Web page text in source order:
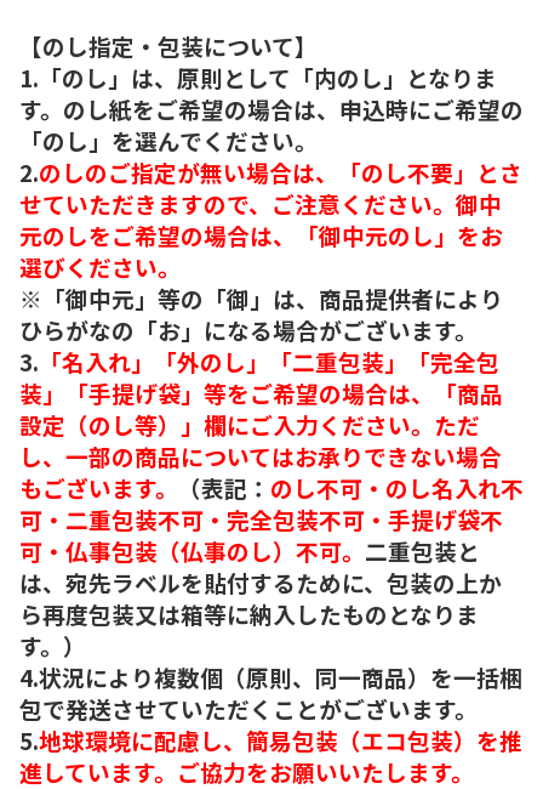
【のし指定・包装について】
1.「のし」は、原則として「内のし」となりま
す。のし紙をご希望の場合は、申込時にご希望の
「のし」を選んでください。
2.のしのご指定が無い場合は、「のし不要」とさ
せていただきますので、ご注意ください。御中
元のしをご希望の場合は、「御中元のし」をお
選びください。
※「御中元」等の「御」は、商品提供者により
ひらがなの「お」になる場合がございます。
3. 「名入れ」「外のし」「二重包装」「完全包
装」「手提げ袋」等をご希望の場合は、「商品
設定（のし等）」欄にご入力ください。ただ
し、一部の商品についてはお承りできない場合
もございます。
（表記： のし不可・のし名入れ不
可・二重包装不可・完全包装不可・手提げ袋不
可・仏事包装（仏事のし）不可。 二重包装と
は、宛先ラベルを貼付するために、包装の上か
ら再度包装又は箱等に納入したものとなりま
す。）
4.状況により複数個（原則、同一商品）を一括梱
包で発送させていただくことがございます。
5.地球環境に配慮し、簡易包装（エコ包装）を推
進しています。ご協力をお願いいたします。